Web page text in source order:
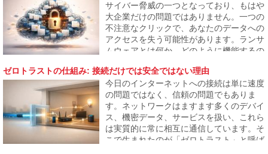
サイバー脅威の一つとなっており、もはや
大企業だけの問題ではありません。一つの
不注意なクリックで、あなたのデータへの
アクセスを失う可能性があります。ランサ
ムウェアとは何か、どのように機能するの
小企業にもますます焦点を当てているのか
を説明します。
ゼロトラストの仕組み: 接続だけでは安全ではない理由
今日のインターネットへの接続は単に速度
の問題ではなく、信頼の問題でもありま
す。ネットワークはますます多くのデバイ
ス、機密データ、サービスを扱い、これら
は実質的に常に相互に通信しています。そ
こで生まれたのが「ゼロトラスト」と呼ば